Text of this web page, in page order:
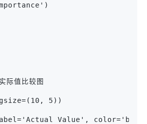
际值比较图
5))
Value',